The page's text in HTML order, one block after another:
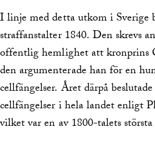
I linje med detta utkom i Sverige
straffanstalter 1840. Den skrevs
offentlig hemlighet att kronprins
den argumenterade han för en
cellfängelser. Året därpå
cellfängelser i hela landet enligt
vilket var en av 1800-talets